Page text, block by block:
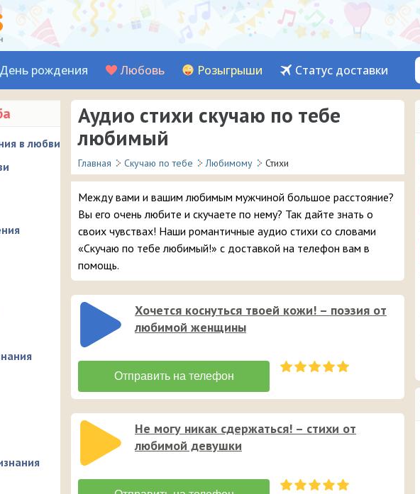
День рождения Любовь Розыгрыши Статус доставки
в любви
Аудио стихи скучаю по тебе
любимый
Главная Скучаю по тебе Любимому Стихи
Между вами и вашим любимым мужчиной большое расстояние?
Вы его очень любите и скучаете по нему? Так дайте знать о
своих чувствах! Наши романтичные аудио стихи со словами
«Скучаю по тебе любимый!» с доставкой на телефон вам в
помощь.
Хочется коснуться твоей кожи! – поэзия от
любимой женщины
Не могу никак сдержаться! – стихи от
любимой девушки